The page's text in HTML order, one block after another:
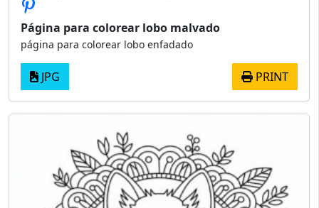
Página para colorear lobo malvado
página para colorear lobo enfadado
JPG PRINT